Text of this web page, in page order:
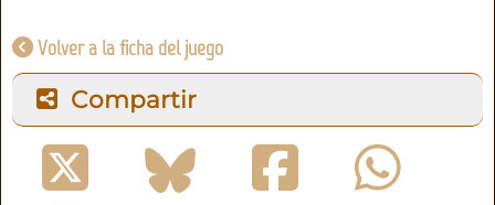
Volver a la ficha del juego
Compartir